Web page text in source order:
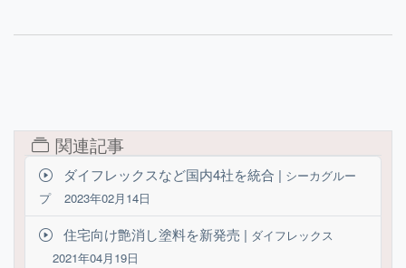
関連記事
ダイフレックスなど国内4社を統合 | シーカグルー
プ
2023年02月14日
住宅向け艶消し塗料を新発売 | ダイフレックス
2021年04月19日